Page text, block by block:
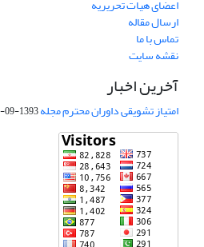
اعضای هیات تحریریه
ارسال مقاله
تماس با ما
نقشه سایت
آخرین اخبار
امتیاز تشویقی داوران محترم مجله1393-09-01